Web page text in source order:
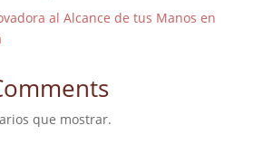
al Alcance de tus Manos en
que mostrar.